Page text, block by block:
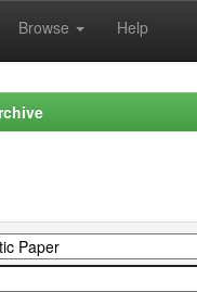
Browse Help